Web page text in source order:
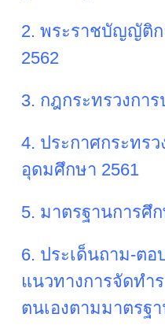
2. พระราชบัญญัติ
2562
3. กฎกระทรวงกา
4. ประกาศกระทร
อุดมศึกษา 2561
5. มาตรฐานการศึ
6. ประเด็นถาม-ตอ
แนวทางการจัดทำ
ตนเองตามมาตรฐ